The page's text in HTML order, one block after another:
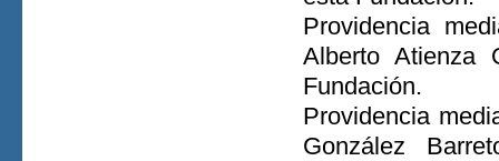
Providencia
Alberto Atienza
Fundación.
Providencia
González